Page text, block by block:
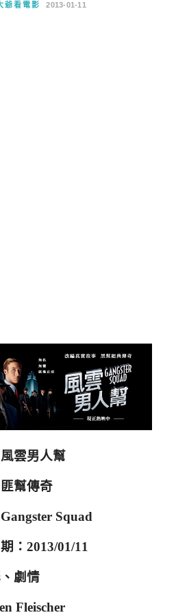
爺看電影 2013-01-11
雲男人幫
幫傳奇
Gangster Squad
： 2013/01/11
劇情
Fleischer